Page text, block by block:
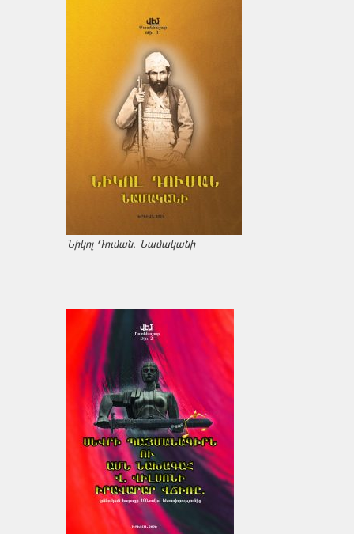
Նիկոլ Դուման. Նամականի